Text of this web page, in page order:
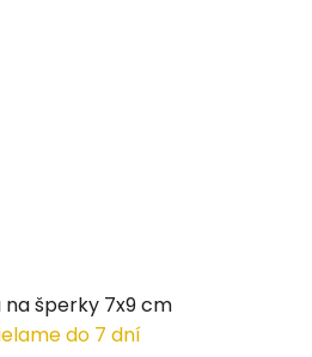
na šperky 7x9 cm
do 7 dní